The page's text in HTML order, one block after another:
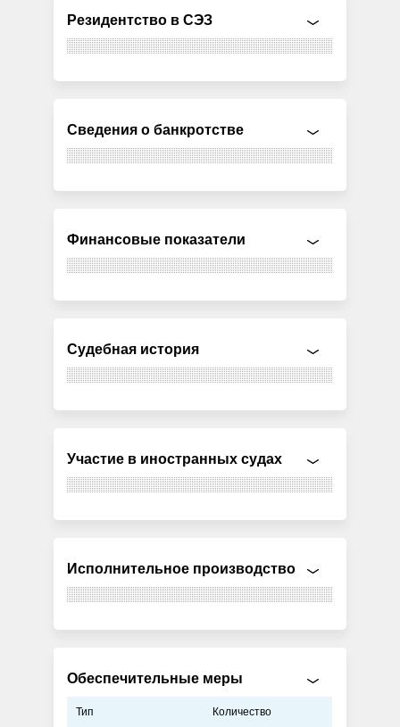
Резидентство в СЭЗ
Сведения о банкротстве
Финансовые показатели
Судебная история
Участие в иностранных судах
Исполнительное производство
Обеспечительные меры
Тип Количество